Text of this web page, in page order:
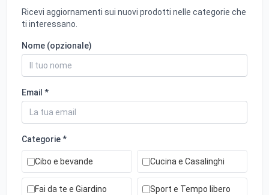
Ricevi aggiornamenti sui nuovi prodotti nelle categorie che
ti interessano.
Nome (opzionale)
Email *
Categorie *
Cibo e bevande Cucina e Casalinghi
Fai da te e Giardino Sport e Tempo libero